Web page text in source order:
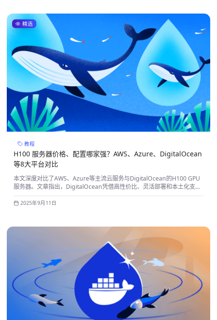
精选
教程
H100 服务器价格、配置哪家强？AWS、Azure、DigitalOcean
等8大平台对比
本文深度对比了AWS、Azure等主流云服务与DigitalOcean的H100 GPU
服务器。文章指出，DigitalOcean凭借高性价比、灵活部署和本土化支
持，成为中国出海企业AI算力需求的理想平衡点。
2025年9月11日